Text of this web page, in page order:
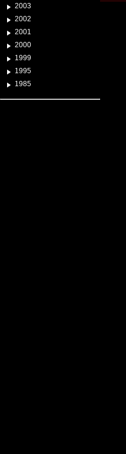
2003
2002
2001
2000
1999
1995
1985